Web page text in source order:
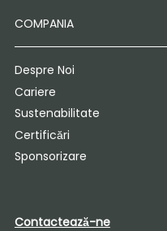
COMPANIA
Despre Noi
Cariere
Sustenabilitate
Certificări
Sponsorizare
Contactează-ne